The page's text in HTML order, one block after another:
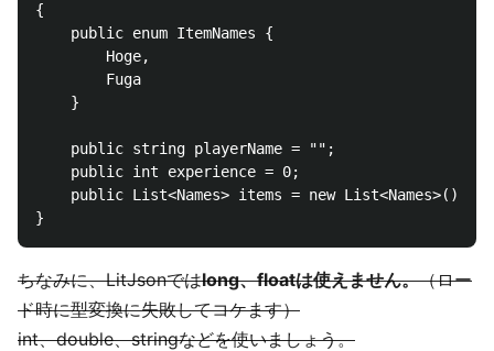
{
    public enum ItemNames {
    public string playerName = "";
    public int experience = 0;
    public List<Names> items = new List<Names>();
ちなみに、LitJsonではlong、floatは使えません。（ロー
ド時に型変換に失敗してコケます）
int、double、stringなどを使いましょう。